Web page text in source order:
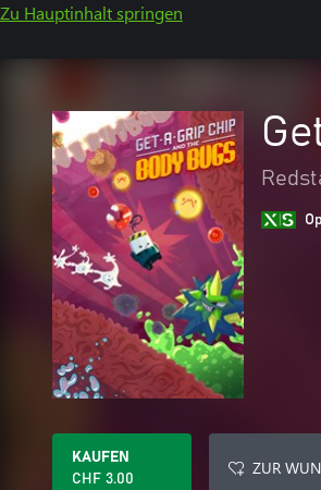
Zu Hauptinhalt springen
KAUFEN
CHF 3.00
ZUR